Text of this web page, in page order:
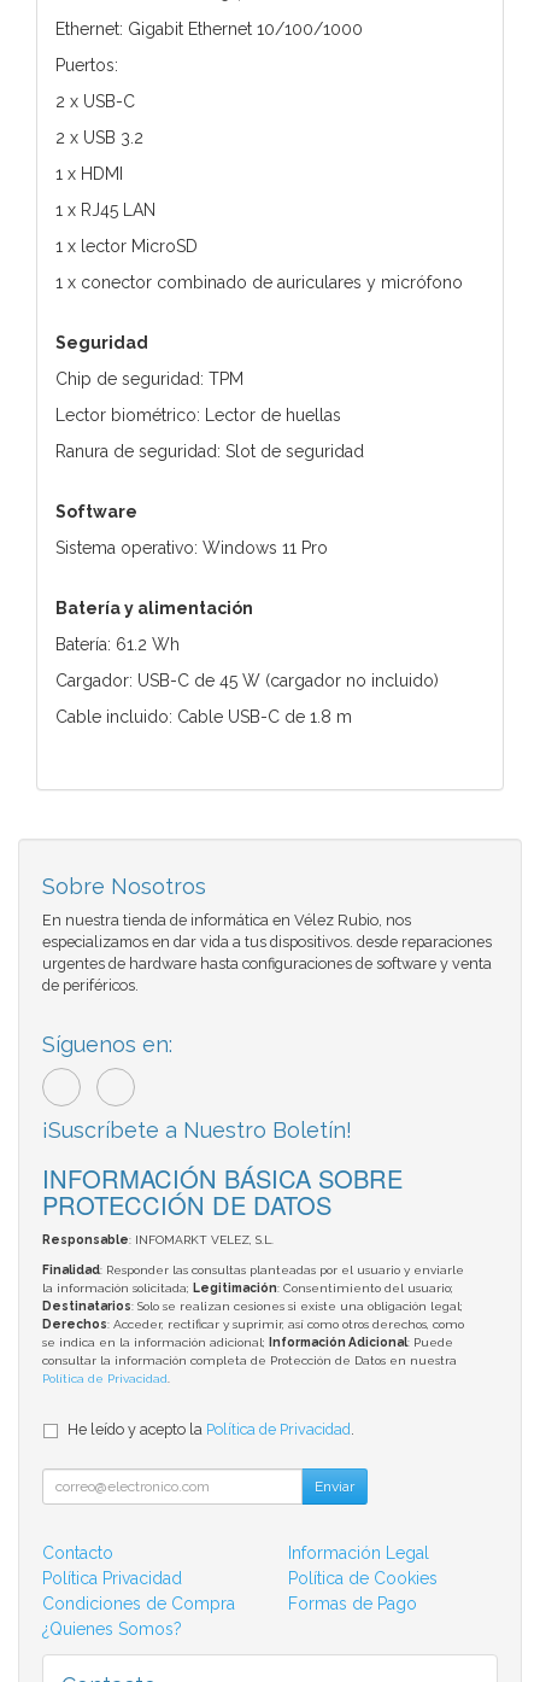
Ethernet: Gigabit Ethernet 10/100/1000
Puertos:
2 x USB-C
2 x USB 3.2
1 x HDMI
1 x RJ45 LAN
1 x lector MicroSD
1 x conector combinado de auriculares y micrófono
Seguridad
Chip de seguridad: TPM
Lector biométrico: Lector de huellas
Ranura de seguridad: Slot de seguridad
Software
Sistema operativo: Windows 11 Pro
Batería y alimentación
Batería: 61.2 Wh
Cargador: USB-C de 45 W (cargador no incluido)
Cable incluido: Cable USB-C de 1.8 m
Sobre Nosotros
En nuestra tienda de informática en Vélez Rubio, nos
especializamos en dar vida a tus dispositivos. desde reparaciones
urgentes de hardware hasta configuraciones de software y venta
de periféricos.
Síguenos en:
¡Suscríbete a Nuestro Boletín!
INFORMACIÓN BÁSICA SOBRE
PROTECCIÓN DE DATOS
Responsable: INFOMARKT VELEZ, S.L.
Finalidad: Responder las consultas planteadas por el usuario y enviarle
la información solicitada; Legitimación: Consentimiento del usuario;
Destinatarios: Solo se realizan cesiones si existe una obligación legal;
Derechos: Acceder, rectificar y suprimir, así como otros derechos, como
se indica en la información adicional;
Información Adicional: Puede
consultar la información completa de Protección de Datos en nuestra
Política de Privacidad
He leído y acepto la Política de Privacidad
Enviar
Contacto
Información Legal
Política Privacidad
Política de Cookies
Condiciones de Compra
Formas de Pago
¿Quienes Somos?